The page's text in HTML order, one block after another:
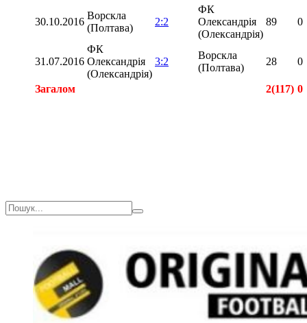
30.10.2016
Ворскла
(Полтава)
2:2
ФК
Олександрія
(Олександрія)
89 0
31.07.2016
ФК
Олександрія
(Олександрія)
3:2
Ворскла
(Полтава)
28 0
Загалом 2(117) 0